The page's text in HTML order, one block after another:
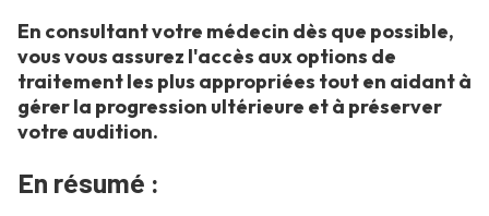
En consultant votre médecin dès que possible,
vous vous assurez l'accès aux options de
traitement les plus appropriées tout en aidant à
gérer la progression ultérieure et à préserver
votre audition.
En résumé :